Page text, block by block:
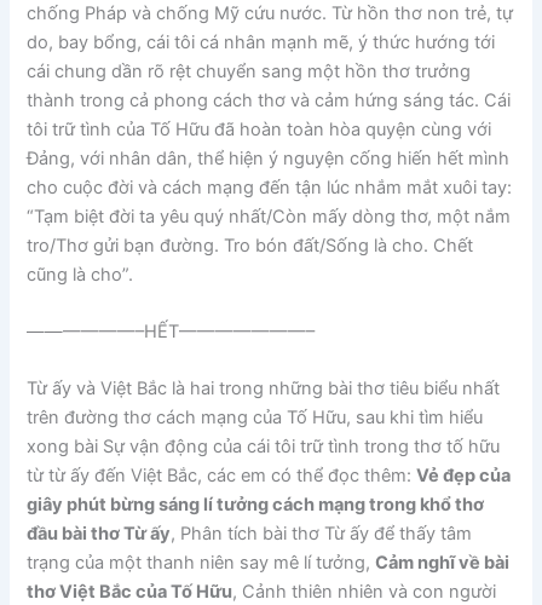
chống Pháp và chống Mỹ cứu nước. Từ hồn thơ non trẻ, tự
do, bay bổng, cái tôi cá nhân mạnh mẽ, ý thức hướng tới
cái chung dần rõ rệt chuyển sang một hồn thơ trưởng
thành trong cả phong cách thơ và cảm hứng sáng tác. Cái
tôi trữ tình của Tố Hữu đã hoàn toàn hòa quyện cùng với
Đảng, với nhân dân, thể hiện ý nguyện cống hiến hết mình
cho cuộc đời và cách mạng đến tận lúc nhắm mắt xuôi tay:
“Tạm biệt đời ta yêu quý nhất/Còn mấy dòng thơ, một nắm
tro/Thơ gửi bạn đường. Tro bón đất/Sống là cho. Chết
cũng là cho”.
——————–HẾT———————–
Từ ấy và Việt Bắc là hai trong những bài thơ tiêu biểu nhất
trên đường thơ cách mạng của Tố Hữu, sau khi tìm hiểu
xong bài Sự vận động của cái tôi trữ tình trong thơ tố hữu
từ từ ấy đến Việt Bắc, các em có thể đọc thêm:Vẻ đẹp của
giây phút bừng sáng lí tưởng cách mạng trong khổ thơ
đầu bài thơ Từ ấy, Phân tích bài thơ Từ ấy để thấy tâm
trạng của một thanh niên say mê lí tưởng,Cảm nghĩ về bài
thơ Việt Bắc của Tố Hữu, Cảnh thiên nhiên và con người